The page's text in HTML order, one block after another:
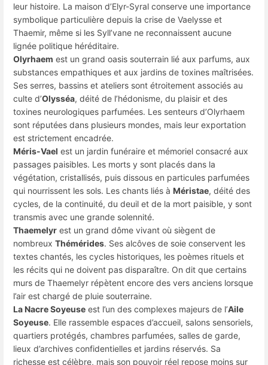
leur histoire. La maison d’Elyr-Syral conserve une importance
symbolique particulière depuis la crise de Vaelysse et
Thaemir, même si les Syll’vane ne reconnaissent aucune
lignée politique héréditaire.
Olyrhaem est un grand oasis souterrain lié aux parfums, aux
substances empathiques et aux jardins de toxines maîtrisées.
Ses serres, bassins et ateliers sont étroitement associés au
culte d’Olysséa, déité de l’hédonisme, du plaisir et des
toxines neurologiques parfumées. Les senteurs d’Olyrhaem
sont réputées dans plusieurs mondes, mais leur exportation
est strictement encadrée.
Méris-Vael est un jardin funéraire et mémoriel consacré aux
passages paisibles. Les morts y sont placés dans la
végétation, cristallisés, puis dissous en particules parfumées
qui nourrissent les sols. Les chants liés à Méristae, déité des
cycles, de la continuité, du deuil et de la mort paisible, y sont
transmis avec une grande solennité.
Thaemelyr est un grand dôme vivant où siègent de
nombreux Thémérides. Ses alcôves de soie conservent les
textes chantés, les cycles historiques, les poèmes rituels et
les récits qui ne doivent pas disparaître. On dit que certains
murs de Thaemelyr répètent encore des vers anciens lorsque
l’air est chargé de pluie souterraine.
La Nacre Soyeuse est l’un des complexes majeurs de l’Aile
Soyeuse. Elle rassemble espaces d’accueil, salons sensoriels,
quartiers protégés, chambres parfumées, salles de garde,
lieux d’archives confidentielles et jardins réservés. Sa
richesse est célèbre, mais son pouvoir réel repose moins sur